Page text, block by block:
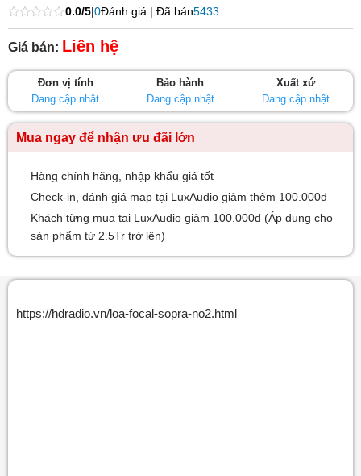
Được
xếp
hạng
5
0.0/5|0Đánh giá | Đã bán5433
Giá bán: Liên hệ
Đơn vị tính
Đang cập nhật
Bảo hành
Đang cập nhật
Xuất xứ
Đang cập nhật
Mua ngay để nhận ưu đãi lớn
Hàng chính hãng, nhập khẩu giá tốt
Check-in, đánh giá map tại LuxAudio giảm thêm 100.000đ
Khách từng mua tại LuxAudio giảm 100.000đ (Áp dụng cho
sản phẩm từ 2.5Tr trở lên)
https://hdradio.vn/loa-focal-sopra-no2.html